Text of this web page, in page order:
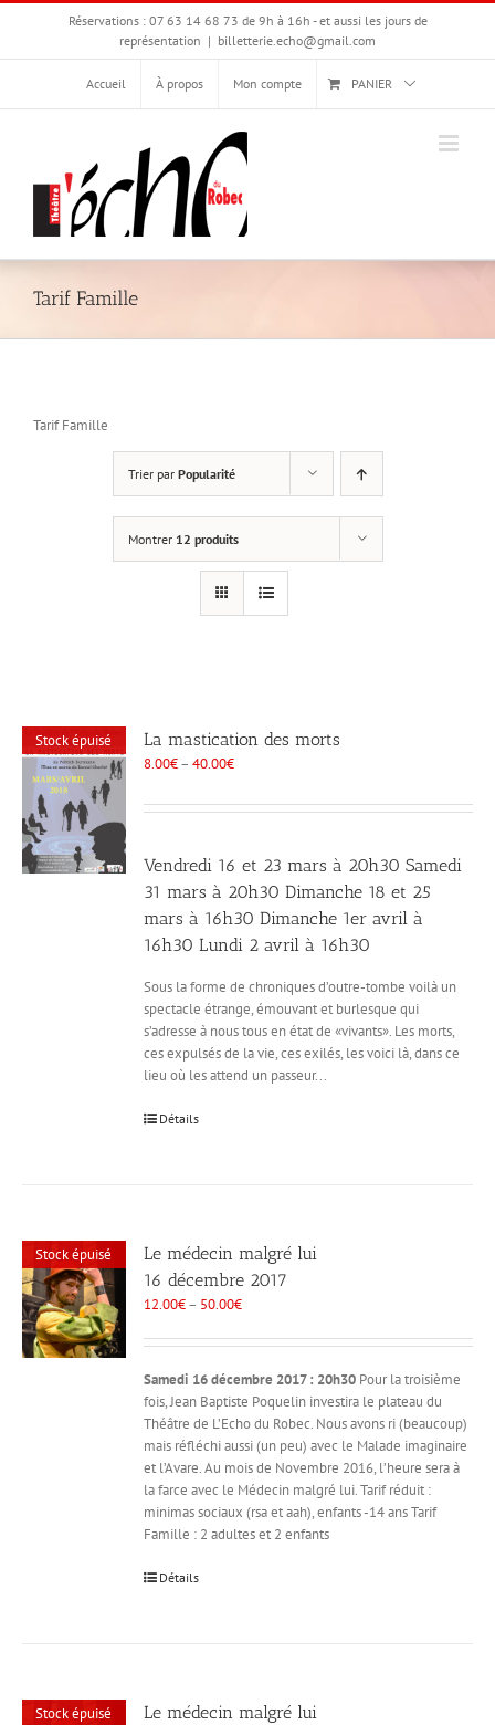
Passer
Réservations : 07 63 14 68 73 de 9h à 16h - et aussi les jours de
représentation | billetterie.echo@gmail.com
Accueil À propos Mon compte PANIER
Tarif Famille
Tarif Famille
Trier par Popularité
Montrer 12 produits
Stock épuisé La mastication des morts
8.00€–40.00€
Vendredi 16 et 23 mars à 20h30 Samedi
31 mars à 20h30 Dimanche 18 et 25
mars à 16h30 Dimanche 1er avril à
16h30 Lundi 2 avril à 16h30
Sous la forme de chroniques d’outre-tombe voilà un
spectacle étrange, émouvant et burlesque qui
s’adresse à nous tous en état de «vivants». Les morts,
ces expulsés de la vie, ces exilés, les voici là, dans ce
lieu où les attend un passeur...
Détails
Stock épuisé
Le médecin malgré lui
16 décembre 2017
12.00€– 50.00€
Samedi 16 décembre 2017 : 20h30 Pour la troisième
fois, Jean Baptiste Poquelin investira le plateau du
Théâtre de L’Echo du Robec. Nous avons ri (beaucoup)
mais réfléchi aussi (un peu) avec le Malade imaginaire
et l’Avare. Au mois de Novembre 2016, l’heure sera à
la farce avec le Médecin malgré lui. Tarif réduit :
minimas sociaux (rsa et aah), enfants -14 ans Tarif
Famille : 2 adultes et 2 enfants
Détails
Stock épuisé
Le médecin malgré lui